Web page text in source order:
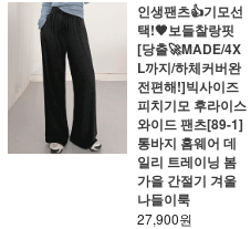
인생팬츠👍기모선
택!🖤보들찰랑핏
[당출🚀MADE/4X
L까지/하체커버완
전편해!]빅사이즈
피치기모 후라이스
와이드 팬츠[89-1]
통바지 홈웨어 데
일리 트레이닝 봄
가을 간절기 겨울
나들이룩
27,900원